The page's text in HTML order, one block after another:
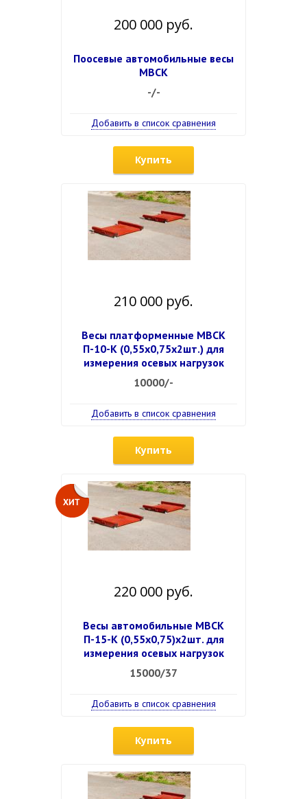
200 000 руб.
Поосевые автомобильные весы
МВСК
-/-
Добавить в список сравнения
Купить
210 000 руб.
Весы платформенные МВСК
П-10-К (0,55х0,75х2шт.) для
измерения осевых нагрузок
10000/-
Добавить в список сравнения
Купить
220 000 руб.
Весы автомобильные МВСК
П-15-К (0,55х0,75)х2шт. для
измерения осевых нагрузок
15000/37
Добавить в список сравнения
Купить